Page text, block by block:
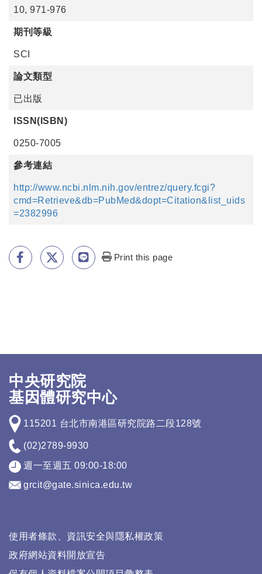
10, 971-976
期刊等級
SCI
論文類型
已出版
ISSN(ISBN)
0250-7005
參考連結
http://www.ncbi.nlm.nih.gov/entrez/query.fcgi?
cmd=Retrieve&db=PubMed&dopt=Citation&list_uids
=2382996
Print this page
中央研究院
基因體研究中心
115201 台北市南港區研究院路二段128號
(02)2789-9930
週一至週五 09:00-18:00
grcit@gate.sinica.edu.tw
使用者條款、資訊安全與隱私權政策
政府網站資料開放宣告